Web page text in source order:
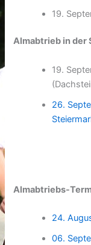
19.
Almabtrieb in der
19.
26.
Almabtriebs-
24.
06.